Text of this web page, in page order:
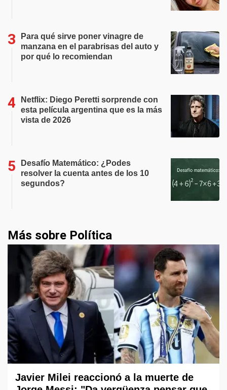
Para qué sirve poner vinagre de
manzana en el parabrisas del auto y
por qué lo recomiendan
Netflix: Diego Peretti sorprende con
esta película argentina que es la más
vista de 2026
Desafío Matemático: ¿Podes
resolver la cuenta antes de los 10
segundos?
Más sobre Política
Javier Milei reaccionó a la muerte de